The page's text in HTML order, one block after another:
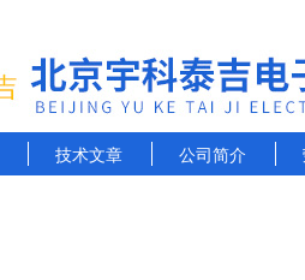
技术文章 公司简介